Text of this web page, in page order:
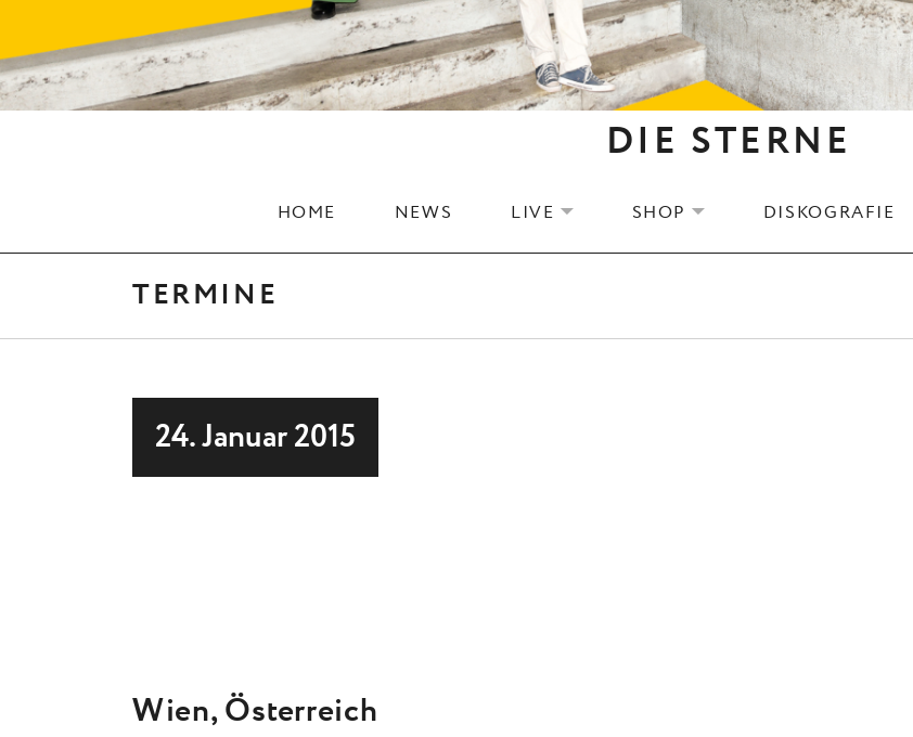
DIE STERNE
HOME NEWS LIVE EXPAND SUBMENU
SHOP EXPAND SUBMENU
DISKOGRAFIE
TERMINE
24. Januar 2015
Wien,Österreich